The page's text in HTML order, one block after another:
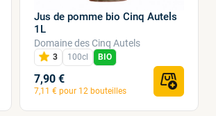
Jus de pomme bio Cinq Autels
1L
Domaine des Cinq Autels
3 100cl BIO
7,90 €
7,11 € pour 12 bouteilles